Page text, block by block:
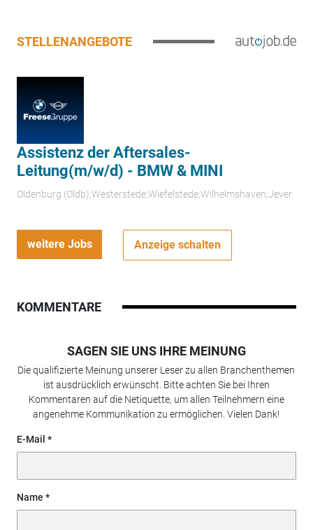
STELLENANGEBOTE
Assistenz der Aftersales-
Leitung(m/w/d) - BMW & MINI
Oldenburg (Oldb);Westerstede;Wiefelstede;Wilhelmshaven;Jever
weitere Jobs Anzeige schalten
KOMMENTARE
SAGEN SIE UNS IHRE MEINUNG
Die qualifizierte Meinung unserer Leser zu allen Branchenthemen
ist ausdrücklich erwünscht. Bitte achten Sie bei Ihren
Kommentaren auf die Netiquette, um allen Teilnehmern eine
angenehme Kommunikation zu ermöglichen. Vielen Dank!
E-Mail
Name